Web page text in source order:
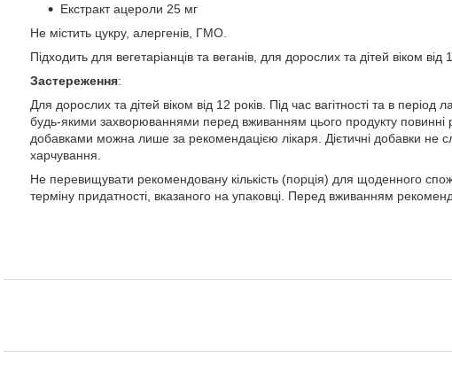
Екстракт ацероли 25 мг
Не містить цукру, алергенів, ГМО.
Підходить для вегетаріанців та веганів, для дорослих та дітей віком від
Застереження:
Для дорослих та дітей віком від 12 років. Під час вагітності та в період
будь-якими захворюваннями перед вживанням цього продукту повинні
добавками можна лише за рекомендацією лікаря. Дієтичні добавки не
харчування.
Не перевищувати рекомендовану кількість (порція) для щоденного
терміну придатності, вказаного на упаковці. Перед вживанням